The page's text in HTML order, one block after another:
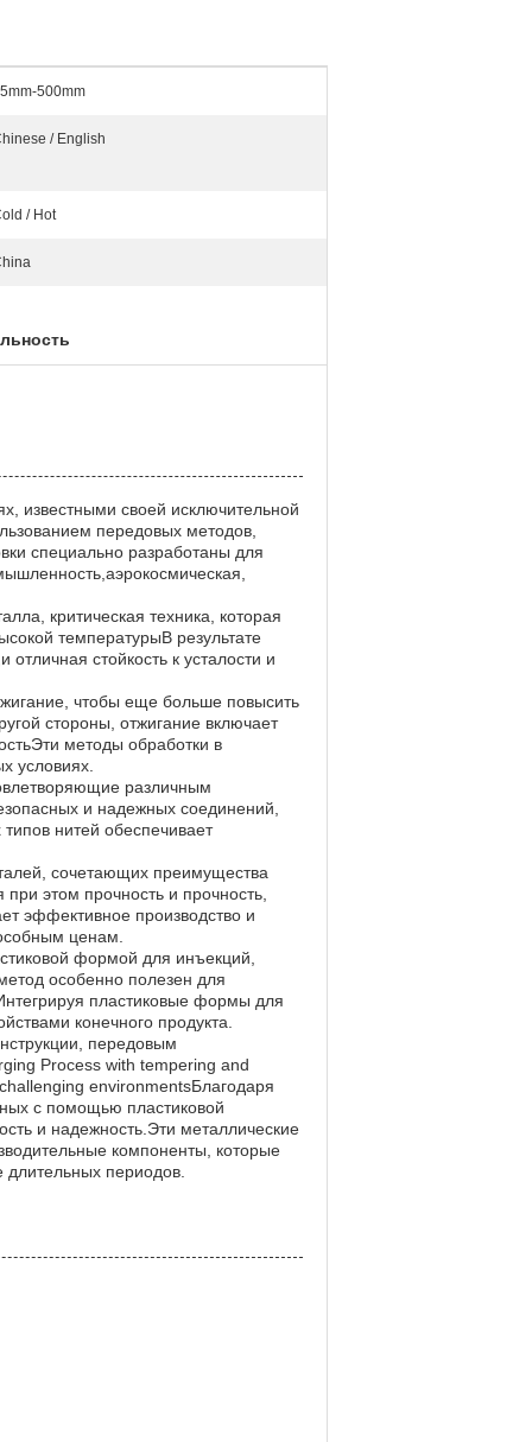
500mm
/ English
/ Hot
известными своей исключительной
передовых методов,
специально разработаны для
критическая техника, которая
температурыВ результате
стойкость к усталости и
чтобы еще больше повысить
стороны, отжигание включает
методы обработки в
условиях.
различным
и надежных соединений,
нитей обеспечивает
сочетающих преимущества
этом прочность и прочность,
эффективное производство и
ценам.
формой для инъекций,
особенно полезен для
пластиковые формы для
конечного продукта.
передовым
Process with tempering and
environmentsБлагодаря
с помощью пластиковой
и надежность.Эти металлические
компоненты, которые
длительных периодов.